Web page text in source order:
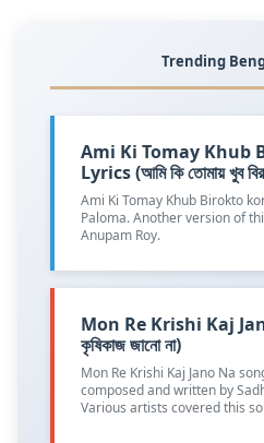
Trending
Ami Ki Tomay Khub
Lyrics (আমি কি তোমায় খুব
Ami Ki Tomay Khub Birokto
Paloma. Another version of
Anupam Roy.
Mon Re Krishi Kaj
কৃষিকাজ জানো না)
Mon Re Krishi Kaj Jano Na
composed and written by
Various artists covered this